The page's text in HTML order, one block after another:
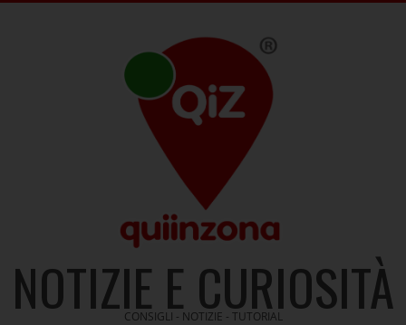
NOTIZIE E CURIOSITÀ
CONSIGLI - NOTIZIE - TUTORIAL